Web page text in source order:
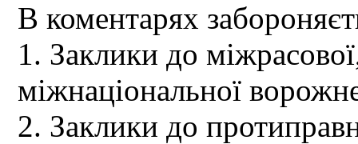
В коментарях
1. Заклики до
міжнаціональної
2. Заклики до